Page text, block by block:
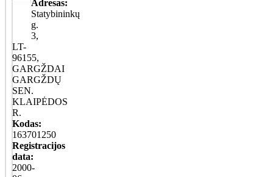
Adresas:
Statybininkų
g.
3,
LT-
96155,
GARGŽDAI
GARGŽDŲ
SEN.
KLAIPĖDOS
R.
Kodas:
163701250
Registracijos
data:
2000-